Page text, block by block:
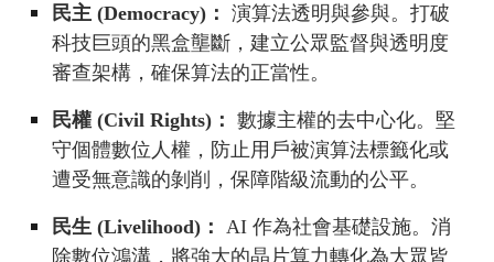
民主 (Democracy)： 演算法透明與參與。打破
科技巨頭的黑盒壟斷，建立公眾監督與透明度
審查架構，確保算法的正當性。
民權 (Civil Rights)： 數據主權的去中心化。堅
守個體數位人權，防止用戶被演算法標籤化或
遭受無意識的剝削，保障階級流動的公平。
民生 (Livelihood)：
AI 作為社會基礎設施。消
除數位鴻溝，將強大的晶片算力轉化為大眾皆